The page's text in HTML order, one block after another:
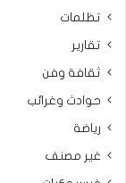
تظلمات
تقارير
ثقافة وفن
حوادث وغرائب
رياضة
غير مصنف